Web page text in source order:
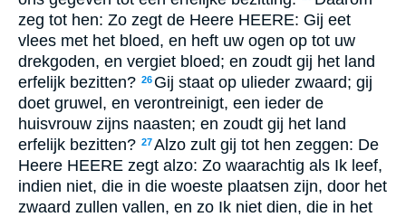
zeg tot hen: Zo zegt de Heere HEERE: Gij eet
vlees met het bloed, en heft uw ogen op tot uw
drekgoden, en vergiet bloed; en zoudt gij het land
erfelijk bezitten? 26 Gij staat op ulieder zwaard; gij
doet gruwel, en verontreinigt, een ieder de
huisvrouw zijns naasten; en zoudt gij het land
erfelijk bezitten? 27Alzo zult gij tot hen zeggen: De
Heere HEERE zegt alzo: Zo waarachtig als Ik leef,
indien niet, die in die woeste plaatsen zijn, door het
zwaard zullen vallen, en zo Ik niet dien, die in het